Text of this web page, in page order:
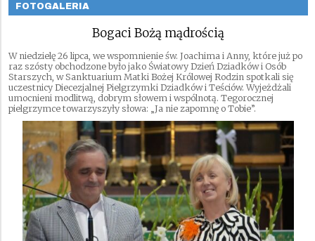
FOTOGALERIA
Bogaci Bożą mądrością
W niedzielę 26 lipca, we wspomnienie św. Joachima i Anny, które już po
raz szósty obchodzone było jako Światowy Dzień Dziadków i Osób
Starszych, w Sanktuarium Matki Bożej Królowej Rodzin spotkali się
uczestnicy Diecezjalnej Pielgrzymki Dziadków i Teściów. Wyjeżdżali
umocnieni modlitwą, dobrym słowem i wspólnotą. Tegorocznej
pielgrzymce towarzyszyły słowa: „Ja nie zapomnę o Tobie”.